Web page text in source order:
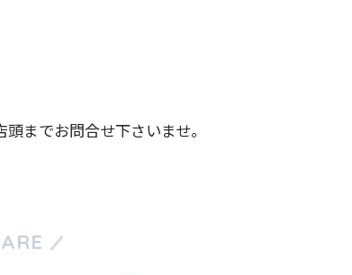
までお問合せ下さいませ。